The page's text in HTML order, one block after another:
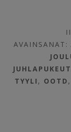
AVAINSANAT:
TYYLI , OOTD ,